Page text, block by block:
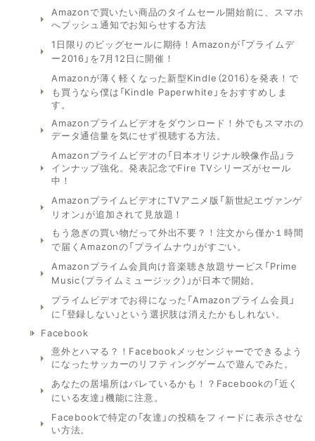
Amazonで買いたい商品のタイムセール開始前に、スマホ
へプッシュ通知でお知らせする方法
1日限りのビッグセールに期待！Amazonが「プライムデ
ー2016」を7月12日に開催！
Amazonが薄く軽くなった新型Kindle（2016）を発表！で
も買うなら僕は「Kindle Paperwhite」をおすすめしま
す。
Amazonプライムビデオをダウンロード！外でもスマホの
データ通信量を気にせず視聴する方法。
Amazonプライムビデオの「日本オリジナル映像作品」ラ
インナップ強化。発表記念でFire TVシリーズがセール
中！
AmazonプライムビデオにTVアニメ版「新世紀エヴァンゲ
リオン」が追加されて見放題！
もう急ぎの買い物だって外出不要？！注文から僅か１時間
で届くAmazonの「プライムナウ」がすごい。
Amazonプライム会員向け音楽聴き放題サービス「Prime
Music（プライムミュージック）」が日本で開始。
プライムビデオでお得になった「Amazonプライム会員」
に「登録しない」という選択肢は消えたかもしれない。
Facebook
意外とハマる？！Facebookメッセンジャーでできるよう
になったサッカーのリフティングゲームで遊んでみた。
あなたの居場所はバレているかも！？Facebookの「近く
にいる友達」機能に注意。
Facebookで特定の「友達」の投稿をフィードに表示させな
い方法。